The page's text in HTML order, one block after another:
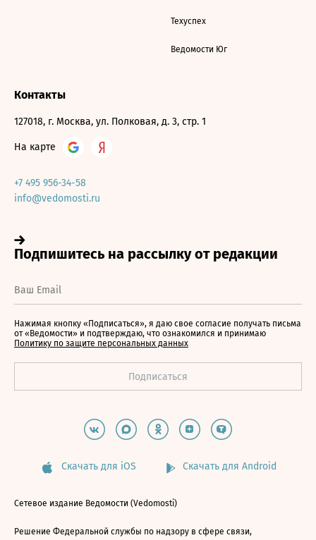
Техуспех
Ведомости Юг
Контакты
127018, г. Москва, ул. Полковая, д. 3, стр. 1
На карте
+7 495 956-34-58
info@vedomosti.ru
Нажимая кнопку «Подписаться», я даю свое согласие получать письма
от «Ведомости» и подтверждаю, что ознакомился и принимаю
Политику по защите персональных данных
Скачать для iOS Скачать для Android
Сетевое издание Ведомости (Vedomosti)
Решение Федеральной службы по надзору в сфере связи,